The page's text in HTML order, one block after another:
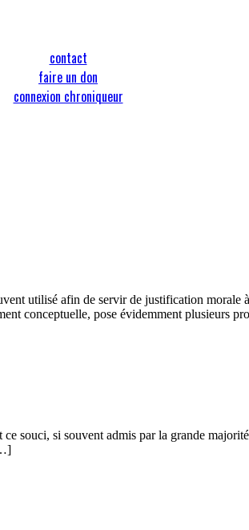
contact
faire un don
connexion chroniqueur
utilisé afin de servir de justification
conceptuelle, pose évidemment plusieurs
souci, si souvent admis par la grande